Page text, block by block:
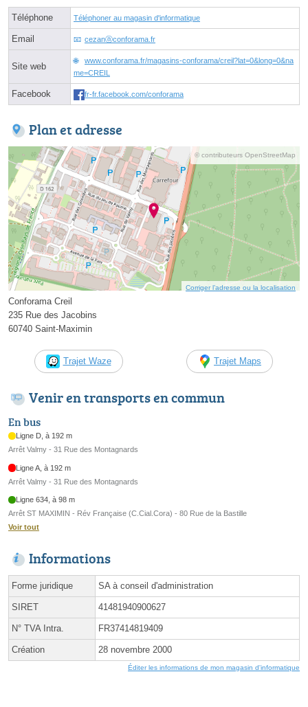
Téléphone Téléphoner au magasin d'informatique
Email cezanⓐconforama.fr
Site web
www.conforama.fr/magasins-conforama/creil?lat=0&long=0&na
me=CREIL
Facebook fr-fr.facebook.com/conforama
Plan et adresse
© contributeurs OpenStreetMap
Corriger l’adresse ou la localisation
Conforama Creil
235 Rue des Jacobins
60740 Saint-Maximin
Trajet Waze Trajet Maps
Venir en transports en commun
En bus
Ligne D, à 192 m
Arrêt Valmy - 31 Rue des Montagnards
Ligne A, à 192 m
Arrêt Valmy - 31 Rue des Montagnards
Ligne 634, à 98 m
Arrêt ST MAXIMIN - Rév Française (C.Cial.Cora) - 80 Rue de la Bastille
Voir tout
Informations
Forme juridique SA à conseil d'administration
SIRET 41481940900627
N° TVA Intra. FR37414819409
Création 28 novembre 2000
Éditer les informations de mon magasin d'informatique